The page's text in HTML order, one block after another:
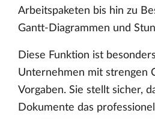
Arbeitspaketen bis hin zu
Gantt-Diagrammen und
Diese Funktion ist
Unternehmen mit strengen
Vorgaben. Sie stellt sicher,
Dokumente das